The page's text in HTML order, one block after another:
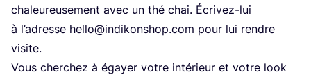
cha­leu­reu­se­ment avec un thé chai. Écri­vez-lui
à l’adresse hello@​indikonshop.​com pour lui rendre
visite.
Vous cher­chez à égayer votre inté­rieur et votre look